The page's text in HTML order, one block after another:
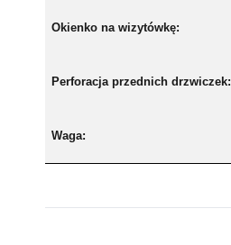
Okienko na wizytówkę:
Perforacja przednich drzwiczek:
Waga: